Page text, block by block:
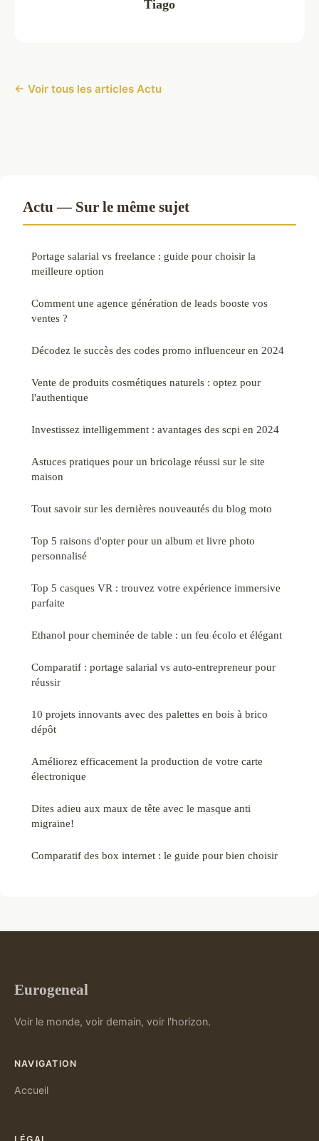
Tiago
← Voir tous les articles Actu
Actu — Sur le même sujet
Portage salarial vs freelance : guide pour choisir la
meilleure option
Comment une agence génération de leads booste vos
ventes ?
Décodez le succès des codes promo influenceur en 2024
Vente de produits cosmétiques naturels : optez pour
l'authentique
Investissez intelligemment : avantages des scpi en 2024
Astuces pratiques pour un bricolage réussi sur le site
maison
Tout savoir sur les dernières nouveautés du blog moto
Top 5 raisons d'opter pour un album et livre photo
personnalisé
Top 5 casques VR : trouvez votre expérience immersive
parfaite
Ethanol pour cheminée de table : un feu écolo et élégant
Comparatif : portage salarial vs auto-entrepreneur pour
réussir
10 projets innovants avec des palettes en bois à brico
dépôt
Améliorez efficacement la production de votre carte
électronique
Dites adieu aux maux de tête avec le masque anti
migraine!
Comparatif des box internet : le guide pour bien choisir
Eurogeneal
Voir le monde, voir demain, voir l'horizon.
NAVIGATION
Accueil